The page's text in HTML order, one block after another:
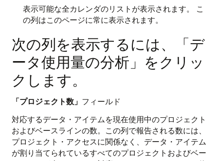
表示可能な全カレンダのリストが表示されます。 こ
の列はこのページに常に表示されます。
次の列を表示するには、「デ
ータ使用量の分析」をクリッ
クします。
「プロジェクト数」 フィールド
対応するデータ・アイテムを現在使用中のプロジェクト
およびベースラインの数。この列で報告される数には、
プロジェクト・アクセスに関係なく、データ・アイテム
が割り当てられているすべてのプロジェクトおよびベー